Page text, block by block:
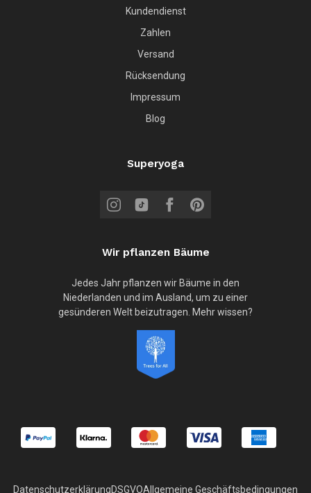
Kundendienst
Zahlen
Versand
Rücksendung
Impressum
Blog
Superyoga
Wir pflanzen Bäume
Jedes Jahr pflanzen wir Bäume in den
Niederlanden und im Ausland, um zu einer
gesünderen Welt beizutragen. Mehr wissen?
DatenschutzerklärungDSGVOAllgemeine Geschäftsbedingungen